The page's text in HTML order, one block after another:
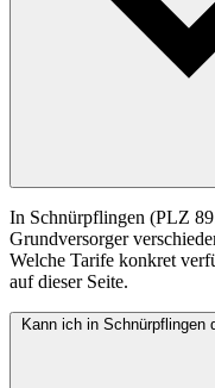
In Schnürpflingen (PLZ
Grundversorger
Welche Tarife konkret
auf dieser Seite.
Kann ich in Schnürpflingen